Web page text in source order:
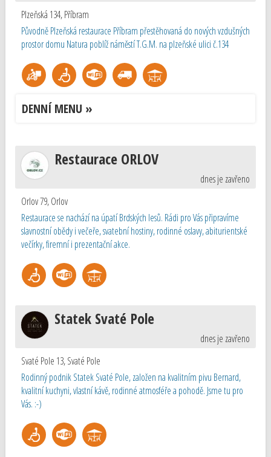
Plzeňská 134,Příbram
Původně Plzeňská restaurace Příbram přestěhovaná do nových vzdušných
prostor domu Natura poblíž náměstí T.G.M. na plzeňské ulici č.134
DENNÍ MENU »
Restaurace ORLOV
dnes je zavřeno
Orlov 79,Orlov
Restaurace se nachází na úpatí Brdských lesů. Rádi pro Vás připravíme
slavnostní obědy i večeře, svatební hostiny, rodinné oslavy, abiturientské
večírky, firemní i prezentační akce.
Statek Svaté Pole
dnes je zavřeno
Svaté Pole 13,Svaté Pole
Rodinný podnik Statek Svaté Pole, založen na kvalitním pivu Bernard,
kvalitní kuchyni, vlastní kávě, rodinné atmosféře a pohodě. Jsme tu pro
Vás. :-)